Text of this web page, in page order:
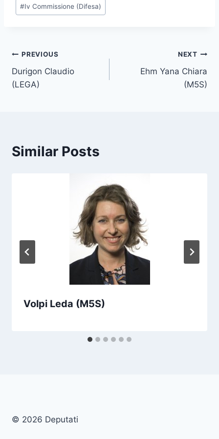
s
:
#Iv Commissione (Difesa)
Post
navigation
PREVIOUS
Durigon Claudio
(LEGA)
NEXT
Ehm Yana Chiara
(M5S)
Similar Posts
Volpi Leda (M5S)
© 2026 Deputati